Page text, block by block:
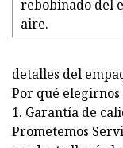
rebobinado del
aire.
detalles del
Por qué
1. Garantía de
Prometemos